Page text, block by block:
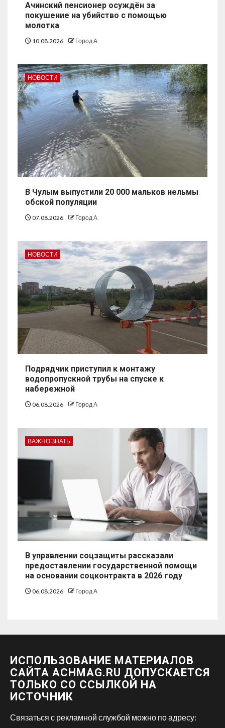
Ачинский пенсионер осуждён за
покушение на убийство с помощью
молотка
10.08.2026 Город А
НОВОСТИ
В Чулым выпустили 20 000 мальков нельмы
обской популяции
07.08.2026 Город А
НОВОСТИ
Подрядчик приступил к монтажу
водопропускной трубы на спуске к
набережной
06.08.2026 Город А
ВАЖНО ЗНАТЬ
В управлении соцзащиты рассказали
предоставлении государственной помощи
на основании соцконтракта в 2026 году
06.08.2026 Город А
ИСПОЛЬЗОВАНИЕ МАТЕРИАЛОВ
САЙТА ACHMAG.RU ДОПУСКАЕТСЯ
ТОЛЬКО СО ССЫЛКОЙ НА
ИСТОЧНИК
Связаться с рекламной службой можно по адресу: